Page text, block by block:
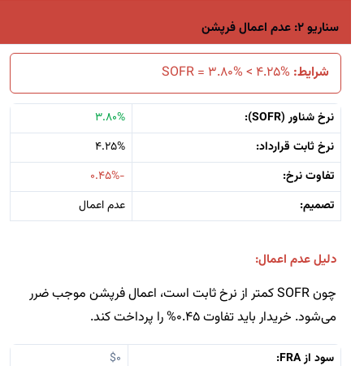
سناریو 2: عدم اعمال فرپشن
شرایط:SOFR = 3.80% < 4.25%
نرخ شناور (SOFR):
3.80%
نرخ ثابت قرارداد:
4.25%
تفاوت نرخ:
تصمیم:
عدم اعمال
دلیل عدم اعمال:
چون SOFR کمتر از نرخ ثابت است، اعمال فرپشن موجب ضرر
می‌شود. خریدار باید تفاوت 0.45% را پرداخت کند.
سود از FRA: $0